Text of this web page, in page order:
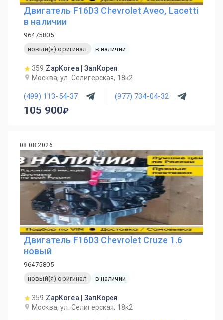
Двигатель F16D3 Chevrolet Aveo, Lacetti
в наличии
96475805
новый(я) оригинал
в наличии
359 ZapKorea | ЗапКорея
Москва, ул. Селигерская, 18к2
(499) 113-54-37 (977) 734-04-32
105 900
08.08.2026
Двигатель F16D3 Chevrolet Cruze 1.6
новый
96475805
новый(я) оригинал
в наличии
359 ZapKorea | ЗапКорея
Москва, ул. Селигерская, 18к2